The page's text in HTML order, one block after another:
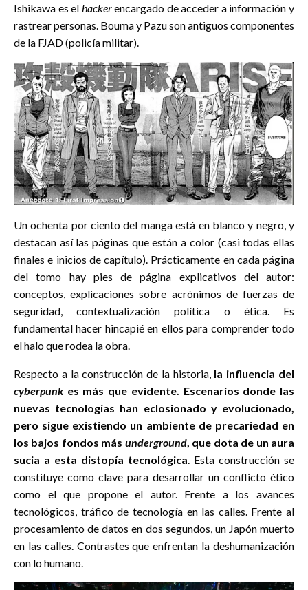
Ishikawa es el hackerencargado de acceder a información y
rastrear personas. Bouma y Pazu son antiguos componentes
de la FJAD (policía militar).
Un ochenta por ciento del manga está en blanco y negro, y
destacan así las páginas que están a color (casi todas ellas
finales e inicios de capítulo). Prácticamente en cada página
del tomo hay pies de página explicativos del autor:
conceptos, explicaciones sobre acrónimos de fuerzas de
seguridad, contextualización política o ética. Es
fundamental hacer hincapié en ellos para comprender todo
el halo que rodea la obra.
Respecto a la construcción de la historia, la influencia del
cyberpunkes más que evidente. Escenarios donde las
nuevas tecnologías han eclosionado y evolucionado,
pero sigue existiendo un ambiente de precariedad en
los bajos fondos más underground, que dota de un aura
sucia a esta distopía tecnológica . Esta construcción se
constituye como clave para desarrollar un conflicto ético
como el que propone el autor. Frente a los avances
tecnológicos, tráfico de tecnología en las calles. Frente al
procesamiento de datos en dos segundos, un Japón muerto
en las calles. Contrastes que enfrentan la deshumanización
con lo humano.